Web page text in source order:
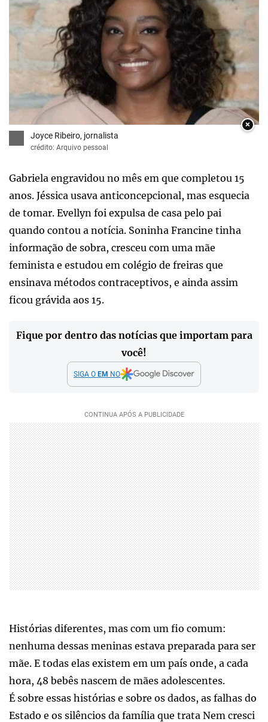
×
Joyce Ribeiro, jornalista
crédito: Arquivo pessoal
Gabriela engravidou no mês em que completou 15
anos. Jéssica usava anticoncepcional, mas esquecia
de tomar. Evellyn foi expulsa de casa pelo pai
quando contou a notícia. Soninha Francine tinha
informação de sobra, cresceu com uma mãe
feminista e estudou em colégio de freiras que
ensinava métodos contraceptivos, e ainda assim
ficou grávida aos 15.
Fique por dentro das notícias que importam para
você!
SIGA O EM NO
Histórias diferentes, mas com um fio comum:
nenhuma dessas meninas estava preparada para ser
mãe. E todas elas existem em um país onde, a cada
hora, 48 bebês nascem de mães adolescentes.
É sobre essas histórias e sobre os dados, as falhas do
Estado e os silêncios da família que trata Nem cresci